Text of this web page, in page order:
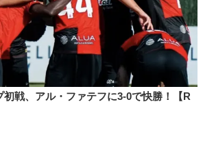
戦、アル・ファテフに3-0で快勝！【R